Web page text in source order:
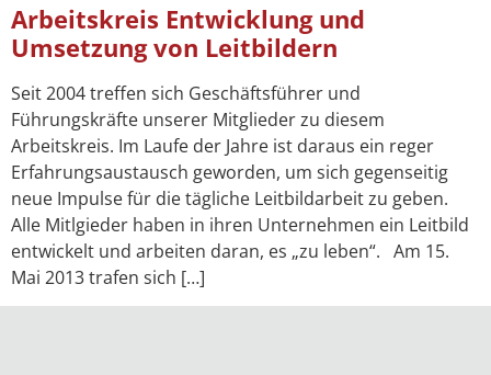
Arbeitskreis Entwicklung und
Umsetzung von Leitbildern
Seit 2004 treffen sich Geschäftsführer und
Führungskräfte unserer Mitglieder zu diesem
Arbeitskreis. Im Laufe der Jahre ist daraus ein reger
Erfahrungsaustausch geworden, um sich gegenseitig
neue Impulse für die tägliche Leitbildarbeit zu geben.
Alle Mitlgieder haben in ihren Unternehmen ein Leitbild
entwickelt und arbeiten daran, es „zu leben“. Am 15.
Mai 2013 trafen sich […]